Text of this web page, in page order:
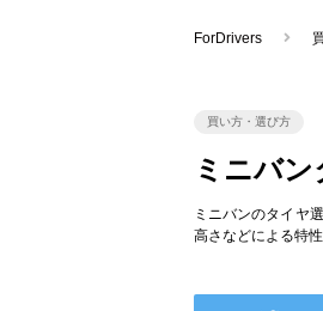
ForDrivers
買い方・選び方
ミニバ
ミニバンのタイヤ
高さなどによる特